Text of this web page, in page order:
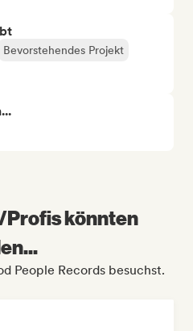
Bevorstehendes Projekt
könnten
People Records besuchst.